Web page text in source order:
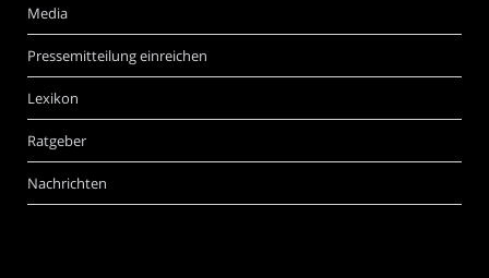
Media
Pressemitteilung einreichen
Lexikon
Ratgeber
Nachrichten